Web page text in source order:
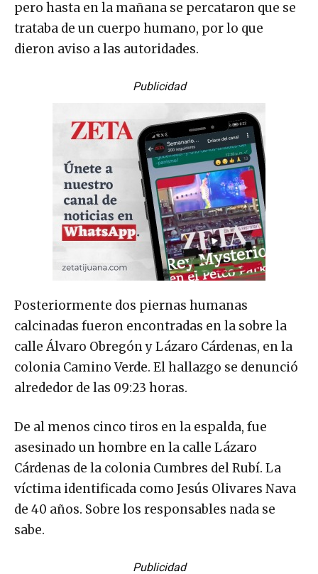
pero hasta en la mañana se percataron que se
trataba de un cuerpo humano, por lo que
dieron aviso a las autoridades.
Publicidad
Posteriormente dos piernas humanas
calcinadas fueron encontradas en la sobre la
calle Álvaro Obregón y Lázaro Cárdenas, en la
colonia Camino Verde. El hallazgo se denunció
alrededor de las 09:23 horas.
De al menos cinco tiros en la espalda, fue
asesinado un hombre en la calle Lázaro
Cárdenas de la colonia Cumbres del Rubí. La
víctima identificada como Jesús Olivares Nava
de 40 años. Sobre los responsables nada se
sabe.
Publicidad